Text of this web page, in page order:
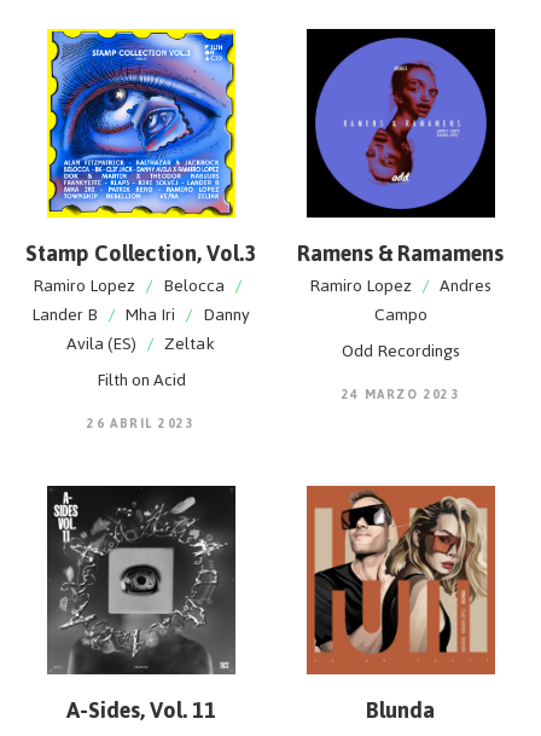
Stamp Collection, Vol.3
Ramiro Lopez / Belocca /
Lander B / Mha Iri / Danny
Avila (ES) / Zeltak
Filth on Acid
26 ABRIL 2023
Ramens & Ramamens
Ramiro Lopez / Andres
Campo
Odd Recordings
24 MARZO 2023
A-Sides, Vol. 11 Blunda